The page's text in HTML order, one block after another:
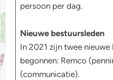
persoon per dag.
Nieuwe bestuursleden
In 2021 zijn twee nieuwe
begonnen: Remco
(communicatie).